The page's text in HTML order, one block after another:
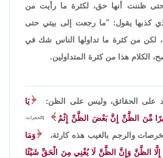
ظننت أنها حق، لكثرة ما رأيت من
كذبها يقول: "ما رجعت إلى بيتي حتى
لكن من كثرة ما تداولها الناس شك في
هذا من كثرة المتداولين.
على الحقائق، وليس على الظن:
يَا
كَثِيرًا مِّنَ الظَّنِّ إِنَّ بَعْضَ الظَّنِّ إِثْمٌ
[الحجرات:
والرجم بالغيب هذه كارثة،
وَمَا
الظَّنَّ وَإِنَّ الظَّنَّ لَا يُغْنِي مِنَ الْحَقِّ شَيْئًا